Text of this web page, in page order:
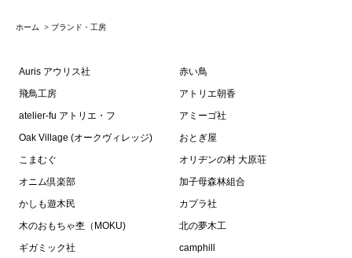
ホーム > ブランド・工房
Auris アウリス社
赤い鳥
飛鳥工房
アトリエ朝香
atelier-fu アトリエ・フ
アミーゴ社
Oak Village (オークヴィレッジ)
おとぎ屋
こまむぐ
オリヂンの村 大原荘
オニム倶楽部
加子母森林組合
かしも遊木民
カプラ社
木のおもちゃ杢（MOKU)
北の夢木工
ギガミック社
camphill